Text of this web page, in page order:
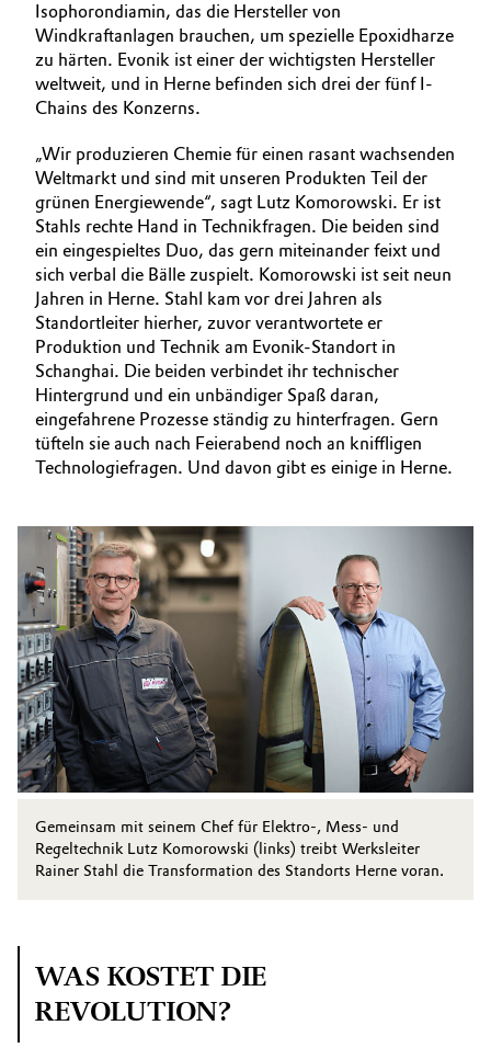
Isophorondiamin, das die Hersteller von
Windkraftanlagen brauchen, um spezielle Epoxidharze
zu härten. ­Evonik ist einer der wichtigsten Hersteller
weltweit, und in Herne befinden sich drei der fünf I-
Chains des Konzerns.
„Wir produzieren Chemie für einen rasant wachsenden
Weltmarkt und sind mit unseren Produkten Teil der
grünen Energiewende“, sagt Lutz Komorowski. Er ist
Stahls rechte Hand in Technikfragen. Die beiden sind
ein eingespieltes Duo, das gern miteinander feixt und
sich verbal die Bälle zuspielt. Komorowski ist seit neun
Jahren in Herne. Stahl kam vor drei Jahren als
Standortleiter hierher, zuvor verantwortete er
Produktion und Technik am Evonik-Standort in
Schanghai. Die beiden verbindet ihr technischer
Hintergrund und ein unbändiger Spaß daran,
eingefahrene Prozesse ständig zu hinterfragen. Gern
tüfteln sie auch nach Feierabend noch an kniffligen
Technologiefragen. Und davon gibt es einige in Herne.
Gemeinsam mit seinem Chef für Elektro-, Mess- und
Regeltechnik Lutz Komorowski (links) treibt Werksleiter
Rainer Stahl die Transformation des Standorts Herne voran.
WAS KOSTET DIE
REVOLUTION?